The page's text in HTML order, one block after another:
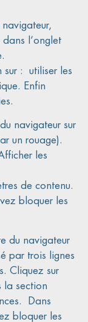
l’onglet
sur : utiliser les
Enfin
navigateur sur
un rouage).
les
de contenu.
bloquer les
du navigateur
par trois lignes
Cliquez sur
la section
Dans
bloquer les